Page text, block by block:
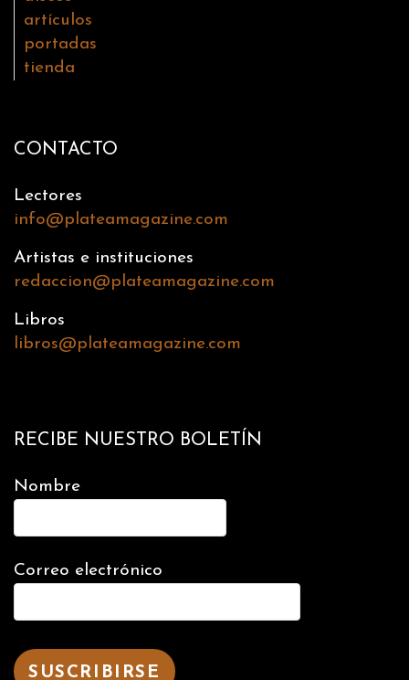
artículos
portadas
tienda
CONTACTO
Lectores
info@plateamagazine.com
Artistas e instituciones
redaccion@plateamagazine.com
Libros
libros@plateamagazine.com
RECIBE NUESTRO BOLETÍN
Nombre
Correo electrónico